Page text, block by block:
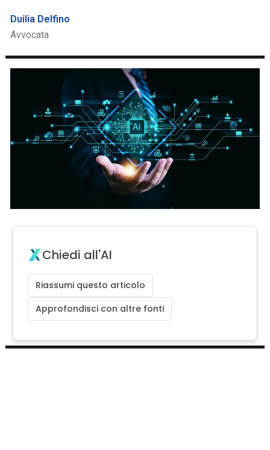
Duilia Delfino
Avvocata
Chiedi all'AI
Riassumi questo articolo
Approfondisci con altre fonti